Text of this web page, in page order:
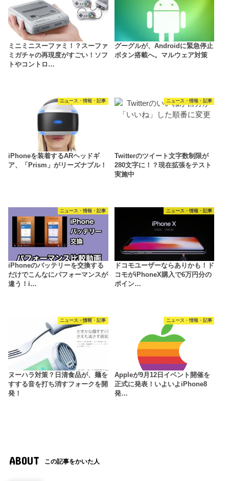
ミニミニスーファミ！？スーファ
ミガチャの再現度がすごい！ソフ
トやコントロ…
グーグルが、Androidに緊急停止
ボタン搭載へ。マルウェア対策
ニュース・情報・記事
iPhoneを装着するARヘッドギ
ア、「Prism」がリーズナブル！
ニュース・情報・記事
Twitterのツイート文字数制限が
280文字に！？現在拡張をテスト
実施中
ニュース・情報・記事
iPhoneのバッテリーを交換する
だけでこんなにパフォーマンスが
違う！i…
ニュース・情報・記事
ドコモユーザーならありかも！ド
コモがiPhoneX購入で6万円分の
ポイン…
ニュース・情報・記事
ヌーハラ対策？日清食品が、麺を
すする音を打ち消すフォークを開
発！
ニュース・情報・記事
Appleが9月12日イベント開催を
正式に発表！いよいよiPhone8
発…
ABOUT この記事をかいた人